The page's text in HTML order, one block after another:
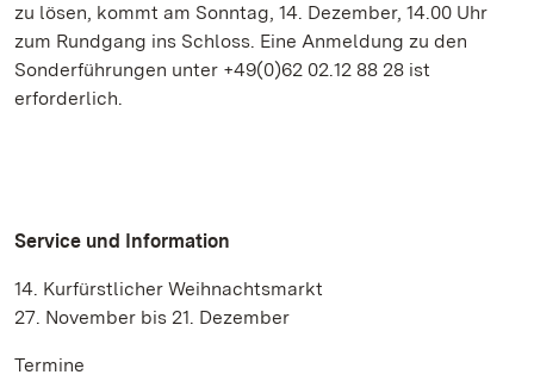
zu lösen, kommt am Sonntag, 14. Dezember, 14.00 Uhr
zum Rundgang ins Schloss. Eine Anmeldung zu den
Sonderführungen unter +49(0)62 02.12 88 28 ist
erforderlich.
Service und Information
14. Kurfürstlicher Weihnachtsmarkt
27. November bis 21. Dezember
Termine